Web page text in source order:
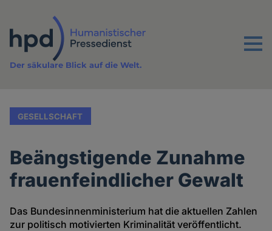
Inhalt
Menu
Der säkulare Blick auf die Welt.
GESELLSCHAFT
Beängstigende Zunahme
frauenfeindlicher Gewalt
Das Bundesinnenministerium hat die aktuellen Zahlen
zur politisch motivierten Kriminalität veröffentlicht.